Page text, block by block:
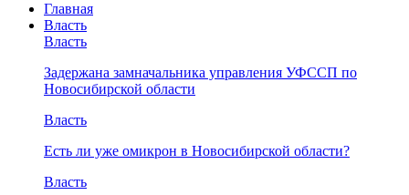
Главная
Власть
Власть
Задержана замначальника управления УФССП по
Новосибирской области
Власть
Есть ли уже омикрон в Новосибирской области?
Власть